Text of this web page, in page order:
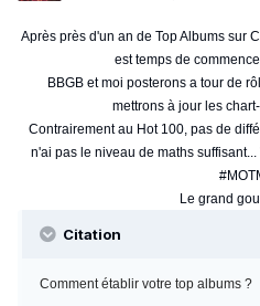
Après près d'un an de Top Albums sur
est temps de
BBGB et moi posterons a tour de
mettrons à jour les
Contrairement au Hot 100, pas de
n'ai pas le niveau de maths
Le grand
Citation
Comment établir votre top albums ?